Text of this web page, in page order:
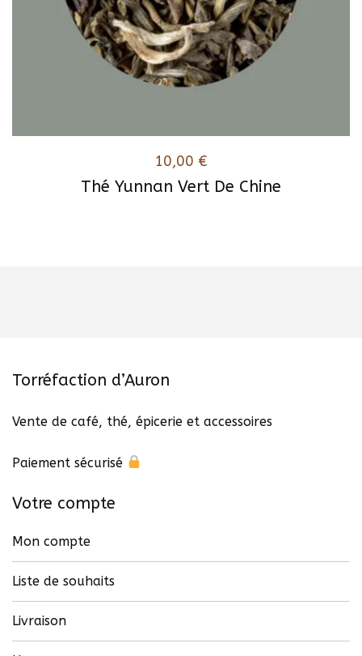
Thé Yunnan Vert De Chine
10,00 €
Torréfaction d’Auron
Vente de café, thé, épicerie et accessoires
Paiement sécurisé
Votre compte
Mon compte
Liste de souhaits
Livraison